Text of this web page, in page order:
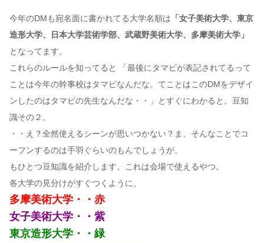
今年のDMも宛名面に書かれてる大学名順は 「女子美術大学、東京
造形大学、日本大学芸術学部、武蔵野美術大学、多摩美術大学」
となってます。
これらのルールを知ってると 「最後にタマビが表記されてるって
ことは今年の幹事校はタマビなんだな。てことはこのDMをデザイ
ンしたのはタマビの先生なんだな・・」とすぐにわかると。豆知
識その２。
・・え？全然使えるシーンが思いつかない？ま、そんなことでコ
ーフンするのは手羽ぐらいのもんでしょうが。
もひとつ豆知識を紹介します。これは会場で使えるやつ。
各大学の見分けがすぐつくように、
多摩美術大学・・赤
女子美術大学・・紫
東京造形大学・・緑